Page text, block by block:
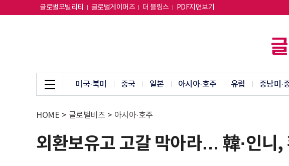
글로벌모빌리티 글로벌게이머즈 더 블링스 PDF지면보기
미국·북미 중국 일본 아시아·호주 유럽 중남미·
HOME > 글로벌비즈 > 아시아·호주
외환보유고 고갈 막아라… 韓·인니,